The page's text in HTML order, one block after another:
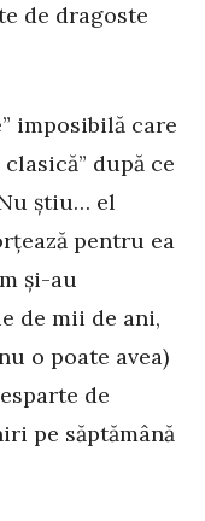
de dragoste
imposibilă care
după ce
știu… el
pentru ea
și-au
de mii de ani,
o poate avea)
de
pe săptămână